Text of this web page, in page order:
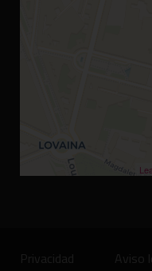
Privacidad Aviso